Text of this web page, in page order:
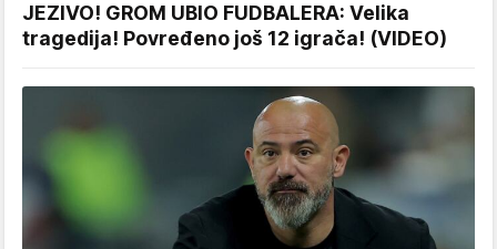
JEZIVO! GROM UBIO FUDBALERA: Velika
tragedija! Povređeno još 12 igrača! (VIDEO)